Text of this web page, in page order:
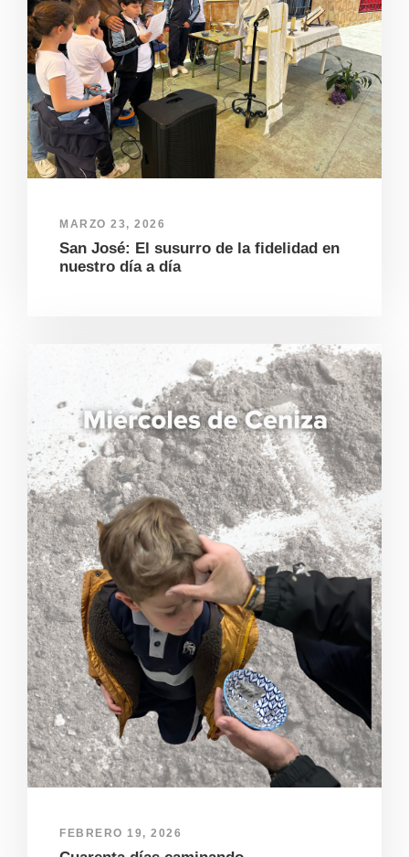
MARZO 23, 2026
San José: El susurro de la fidelidad en
nuestro día a día
FEBRERO 19, 2026